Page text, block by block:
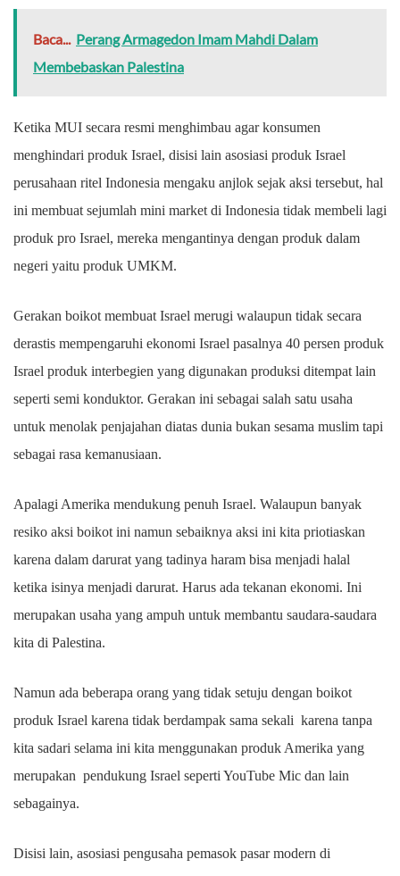
Baca... Perang Armagedon Imam Mahdi Dalam
Membebaskan Palestina
Ketika MUI secara resmi menghimbau agar konsumen
menghindari produk Israel, disisi lain asosiasi produk Israel
perusahaan ritel Indonesia mengaku anjlok sejak aksi tersebut, hal
ini membuat sejumlah mini market di Indonesia tidak membeli lagi
produk pro Israel, mereka mengantinya dengan produk dalam
negeri yaitu produk UMKM.
Gerakan boikot membuat Israel merugi walaupun tidak secara
derastis mempengaruhi ekonomi Israel pasalnya 40 persen produk
Israel produk interbegien yang digunakan produksi ditempat lain
seperti semi konduktor. Gerakan ini sebagai salah satu usaha
untuk menolak penjajahan diatas dunia bukan sesama muslim tapi
sebagai rasa kemanusiaan.
Apalagi Amerika mendukung penuh Israel. Walaupun banyak
resiko aksi boikot ini namun sebaiknya aksi ini kita priotiaskan
karena dalam darurat yang tadinya haram bisa menjadi halal
ketika isinya menjadi darurat. Harus ada tekanan ekonomi. Ini
merupakan usaha yang ampuh untuk membantu saudara-saudara
kita di Palestina.
Namun ada beberapa orang yang tidak setuju dengan boikot
produk Israel karena tidak berdampak sama sekali karena tanpa
kita sadari selama ini kita menggunakan produk Amerika yang
merupakan pendukung Israel seperti YouTube Mic dan lain
sebagainya.
Disisi lain, asosiasi pengusaha pemasok pasar modern di